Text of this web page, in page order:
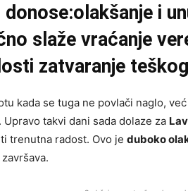
donose:olakšanje i
slaže vraćanje
zatvaranje
kada se tuga ne povlači naglo,
takvi dani sada dolaze za
trenutna radost. Ovo je duboko